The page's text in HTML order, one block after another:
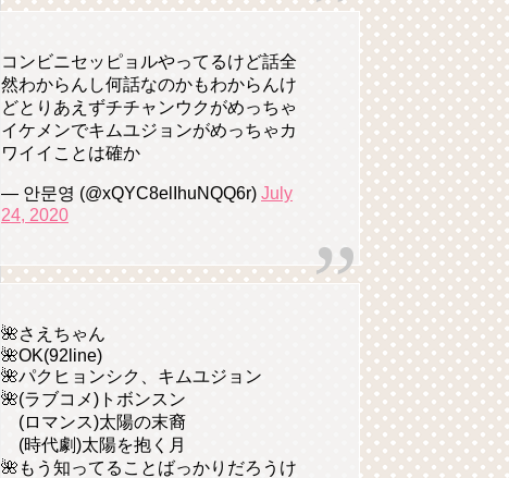
コンビニセッピョルやってるけど話全
然わからんし何話なのかもわからんけ
どとりあえずチチャンウクがめっちゃ
イケメンでキムユジョンがめっちゃカ
ワイイことは確か
— 안문영 (@xQYC8elIhuNQQ6r) July
24, 2020
🌺さえちゃん
🌺OK(92line)
🌺パクヒョンシク、キムユジョン
🌺(ラブコメ)トボンスン
(ロマンス)太陽の末裔
(時代劇)太陽を抱く月
🌺もう知ってることばっかりだろうけ